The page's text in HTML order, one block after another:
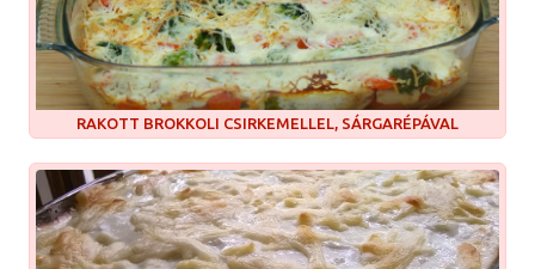
RAKOTT BROKKOLI CSIRKEMELLEL, SÁRGARÉPÁVAL